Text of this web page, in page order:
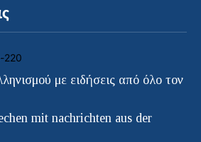
με ειδήσεις από όλο τον
mit nachrichten aus der